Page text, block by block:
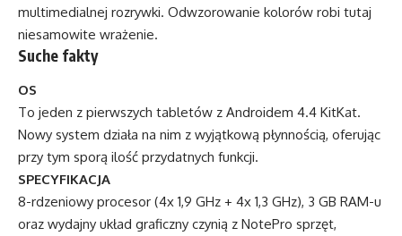
multimedialnej rozrywki. Odwzorowanie kolorów robi tutaj
niesamowite wrażenie.
Suche fakty
OS
To jeden z pierwszych tabletów z Androidem 4.4 KitKat.
Nowy system działa na nim z wyjątkową płynnością, oferując
przy tym sporą ilość przydatnych funkcji.
SPECYFIKACJA
8-rdzeniowy procesor (4x 1,9 GHz + 4x 1,3 GHz), 3 GB RAM-u
oraz wydajny układ graficzny czynią z NotePro sprzęt,